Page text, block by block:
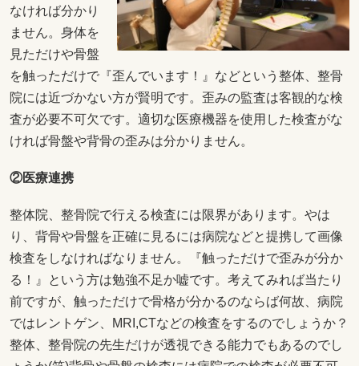
なければ分かり
ません。身体を
見ただけや骨盤
を触っただけで『歪んでいます！』などという整体、整骨
院には近づかない方が賢明です。歪みの監査は客観的な検
査が必要不可欠です。適切な医療機器を使用した検査がな
ければ骨盤や背骨の歪みは分かりません。
②医療連携
整体院、整骨院で行える検査には限界があります。やは
り、背骨や骨盤を正確に見るには病院などと提携して画像
検査をしなければなりません。『触っただけで歪みが分か
る！』という方は勉強不足か嘘です。考えてみれば当たり
前ですが、触っただけで骨格が分かるのならば何故、病院
ではレントゲン、MRI,CTなどの検査をするのでしょうか？
整体、整骨院の先生だけが透視できる能力でもあるのでし